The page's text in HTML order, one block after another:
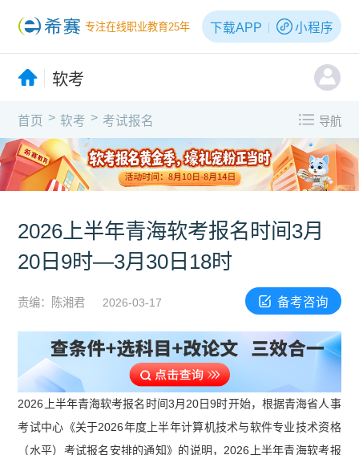
专注在线职业教育25年 下载APP 小程序
软考
首页 > 软考 > 考试报名 导航
2026上半年青海软考报名时间3月
20日9时—3月30日18时
责编：陈湘君 2026-03-17 备考咨询
2026上半年青海软考报名时间3月20日9时开始，根据青海省人事
考试中心《关于2026年度上半年计算机技术与软件专业技术资格
（水平）考试报名安排的通知》的说明，2026上半年青海软考报